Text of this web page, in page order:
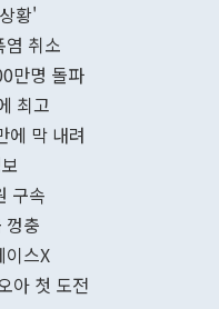
무너졌다고도 했
함께 4자 대화의
"우리의 선의대로
며 월간 기준 처음
196.9% 급증했고
수출은 160.4%
기록했지만 지식
로 전환됐다. 본원
황'
염 취소
만명 돌파
최고
에 막 내려
구속
껑충
이스X
아 첫 도전